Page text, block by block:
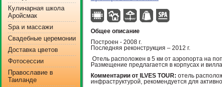
Кулинарная школа
Аройсмак
Spa и массажи
Свадебные церемонии
Доставка цветов
Фотосессии
Православие в
Таиланде
Общее описание
Построен - 2008 г.
Последняя реконструкция – 2012 г.
Отель расположен в 5 км от аэропорта на
Размещение предлагается в корпусах и
Комментарии от ILVES TOUR: отель
инфраструктурой, рекомендуется для